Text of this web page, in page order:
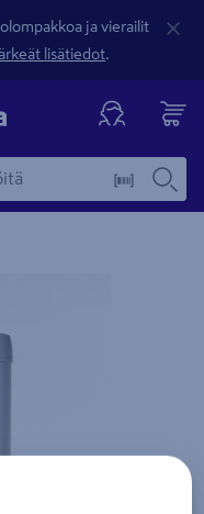
ja vierailit
lisätiedot.
kuvaus -